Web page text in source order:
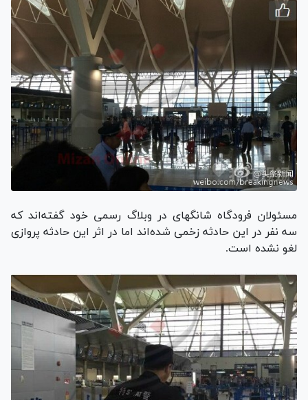
مسئولان فرودگاه شانگهای در وبلاگ رسمی خود گفته‌اند که
سه نفر در این حادثه زخمی شده‌اند اما در اثر این حادثه پروازی
لغو نشده است.